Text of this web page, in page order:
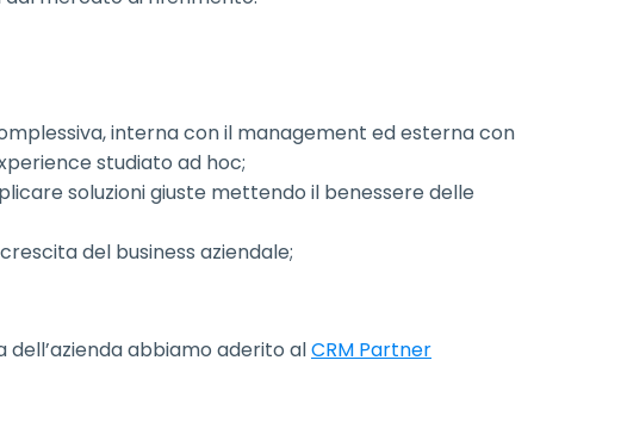
interna con il management ed esterna con
studiato ad hoc;
soluzioni giuste mettendo il benessere delle
del business aziendale;
dell’azienda abbiamo aderito alCRM Partner